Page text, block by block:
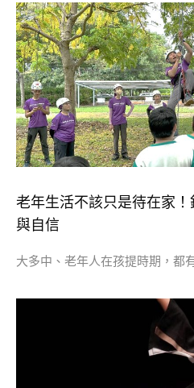
老年生活不該只是待在家
與自信
大多中、老年人在孩提時期，都